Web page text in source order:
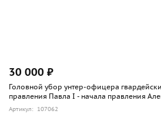
30 000 ₽
Головной убор унтер-офицера
правления Павла I - начала правления
Артикул: 107062